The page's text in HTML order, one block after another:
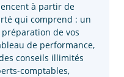
à partir de
qui comprend : un
de vos
de performance,
conseils illimités
comptables,